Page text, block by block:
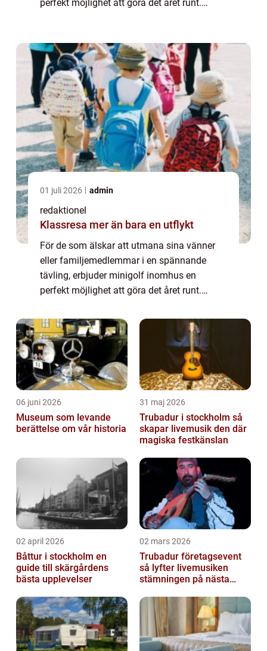
perfekt möjlighet att göra det året runt.
des...
01 juli 2026 admin
redaktionel
Klassresa mer än bara en utflykt
För de som älskar att utmana sina vänner
eller familjemedlemmar i en spännande
tävling, erbjuder minigolf inomhus en
perfekt möjlighet att göra det året runt.
översikt över minigolf inomhus och utforska
des...
06 juni 2026
Museum som levande
berättelse om vår historia
31 maj 2026
Trubadur i stockholm så
skapar livemusik den där
magiska festkänslan
02 april 2026
Båttur i stockholm en
guide till skärgårdens
bästa upplevelser
02 mars 2026
Trubadur företagsevent
så lyfter livemusiken
stämningen på nästa